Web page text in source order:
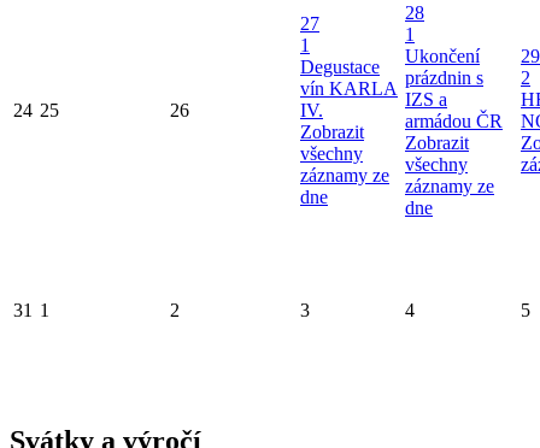
24 25 26
27
1
Degustace
vín KARLA
IV.
Zobrazit
všechny
záznamy ze
dne
28
1
Ukončení
prázdnin s
IZS a
armádou ČR
Zobrazit
všechny
záznamy ze
dne
29
2
31 1 2 3 4 5
Svátky a výročí